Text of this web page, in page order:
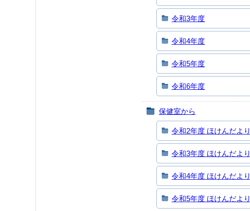
令和3年度
令和4年度
令和5年度
令和6年度
保健室から
令和2年度 ほけんだより
令和3年度 ほけんだより
令和4年度 ほけんだより
令和5年度 ほけんだより